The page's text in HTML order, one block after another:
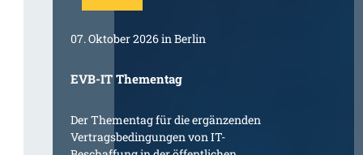
07. Oktober 2026 in Berlin
EVB-IT Thementag
Der Thementag für die ergänzenden
Vertragsbedingungen von IT-